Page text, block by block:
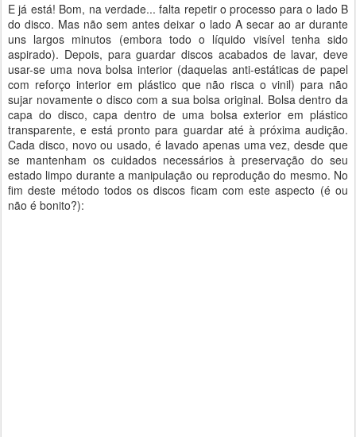
E já está! Bom, na verdade... falta repetir o processo para o lado B
do disco. Mas não sem antes deixar o lado A secar ao ar durante
uns largos minutos (embora todo o líquido visível tenha sido
aspirado). Depois, para guardar discos acabados de lavar, deve
usar-se uma nova bolsa interior (daquelas anti-estáticas de papel
com reforço interior em plástico que não risca o vinil) para não
sujar novamente o disco com a sua bolsa original. Bolsa dentro da
capa do disco, capa dentro de uma bolsa exterior em plástico
transparente, e está pronto para guardar até à próxima audição.
Cada disco, novo ou usado, é lavado apenas uma vez, desde que
se mantenham os cuidados necessários à preservação do seu
estado limpo durante a manipulação ou reprodução do mesmo. No
fim deste método todos os discos ficam com este aspecto (é ou
não é bonito?):